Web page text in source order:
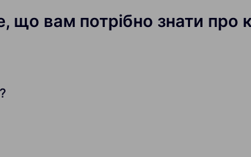
що вам потрібно знати про